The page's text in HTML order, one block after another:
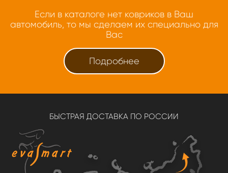
Если в каталоге нет ковриков в Ваш
автомобиль, то мы сделаем их специально для
Вас
Подробнее
БЫСТРАЯ ДОСТАВКА ПО РОССИИ